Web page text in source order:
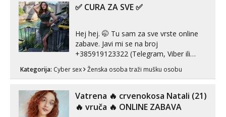
tijelu Iskljucivo neradim analni !!! I
✅ CURA ZA SVE ✅
Hej hej. 🤭 Tu sam za sve vrste online
zabave. Javi mi se na broj
+385919123322 (Telegram, Viber ili
Whatsapp). 🤙 NE javljaj se na uzivo.
Hvala.
Kategorija: Cyber sex Ženska osoba traži mušku osobu
Vatrena ‎️‍🔥 crvenokosa Natali (21)
‎️‍🔥 vruča‎ ️‍🔥 ONLINE ZABAVA